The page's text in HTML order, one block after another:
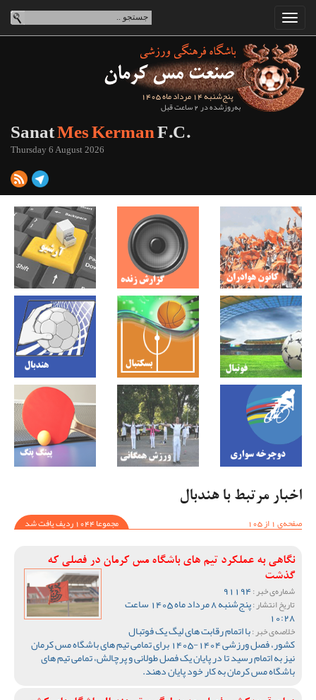
پنج‌شنبه 14 مرداد ماه 1405
به‌روزشده در 2 ساعت قبل
SanatMes KermanF.C.
Thursday 6 August 2026
اخبار مرتبط با هندبال
صفحه‌ی 1 از 105
مجموعا 1044 ردیف یافت شد
نگاهی به عملکرد تیم های باشگاه مس کرمان در فصلی که
گذشت
شماره‌ی خبر :
تاریخ انتشار : پنج‌شنبه 8 مرداد ماه 1405 ساعت
10:28
خلاصه‌ی خبر :با اتمام رقابت های لیگ یک فوتبال
کشور، فصل ورزشی 1404-1405 برای تمامی تیم های باشگاه مس کرمان
نیز به اتمام رسید تا در پایان یک فصل طولانی و پرچالش، تمامی تیم های
باشگاه مس کرمان به کار خود پایان دهند.